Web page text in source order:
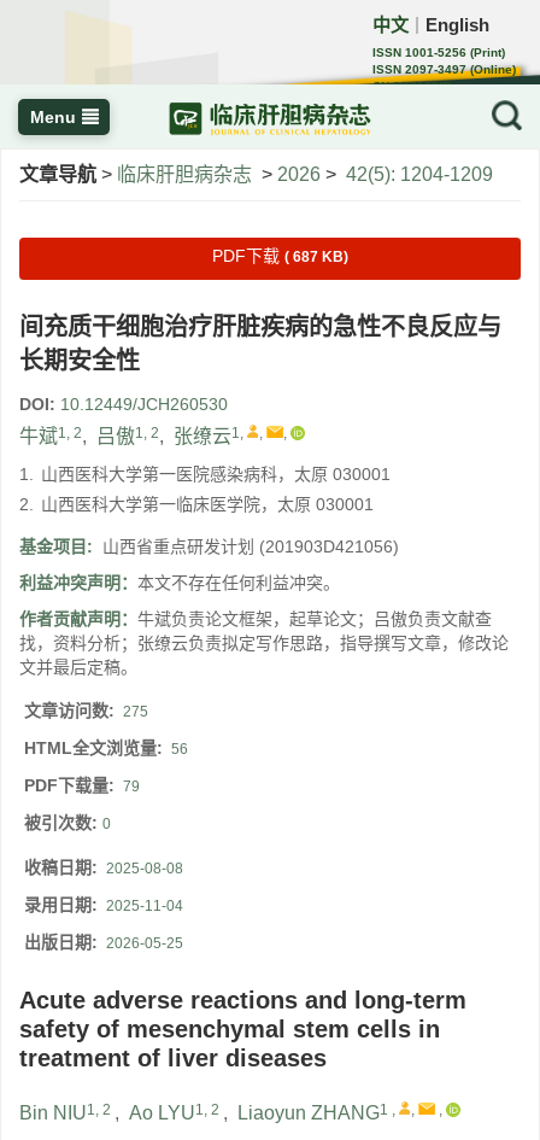
中文 English
ISSN 1001-5256 (Print)
ISSN 2097-3497 (Online)
CN 22-1108/R
Menu
文章导航 > 临床肝胆病杂志 > 2026 > 42(5): 1204-1209
PDF下载 ( 687 KB)
间充质干细胞治疗肝脏疾病的急性不良反应与
长期安全性
DOI: 10.12449/JCH260530
牛斌1, 2, 吕傲1, 2, 张缭云1, , ,
1. 山西医科大学第一医院感染病科，太原 030001
2. 山西医科大学第一临床医学院，太原 030001
基金项目: 山西省重点研发计划 (201903D421056)
利益冲突声明： 本文不存在任何利益冲突。
作者贡献声明： 牛斌负责论文框架，起草论文；吕傲负责文献查
找，资料分析；张缭云负责拟定写作思路，指导撰写文章，修改论
文并最后定稿。
文章访问数: 275
HTML全文浏览量: 56
PDF下载量: 79
被引次数: 0
收稿日期: 2025-08-08
录用日期: 2025-11-04
出版日期: 2026-05-25
Acute adverse reactions and long-term
safety of mesenchymal stem cells in
treatment of liver diseases
Bin NIU1, 2 , Ao LYU1, 2 , Liaoyun ZHANG1 , , ,